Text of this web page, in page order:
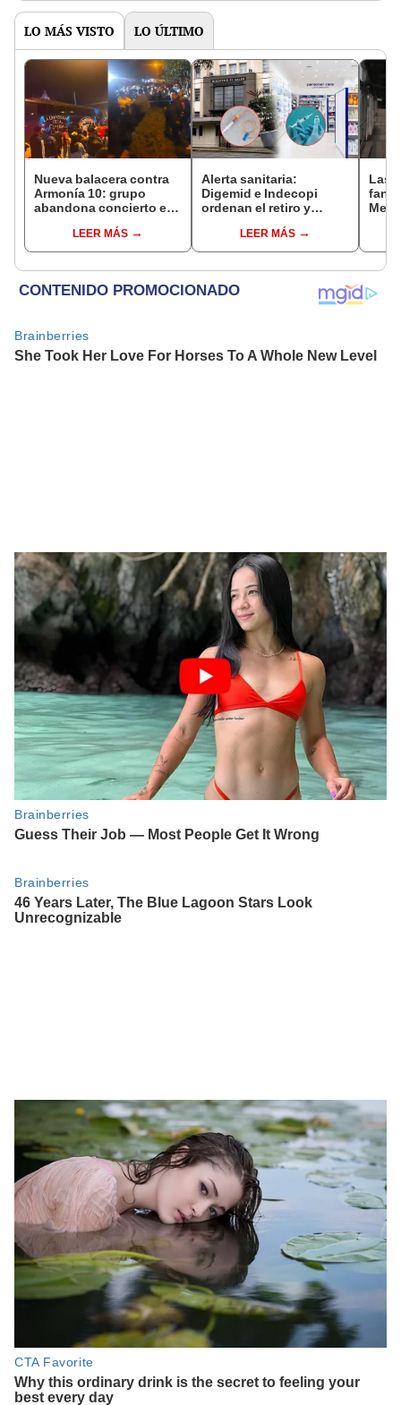
LO MÁS VISTO LO ÚLTIMO
Nueva balacera contra
Armonía 10: grupo
abandona concierto en
en pleno show
LEER MÁS
Alerta sanitaria:
Digemid e Indecopi
ordenan el retiro y
productos médicos
contra el cáncer por
LEER MÁS
Las